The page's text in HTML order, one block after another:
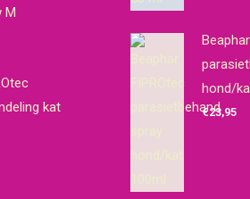
M
kat
hond/
€23,95